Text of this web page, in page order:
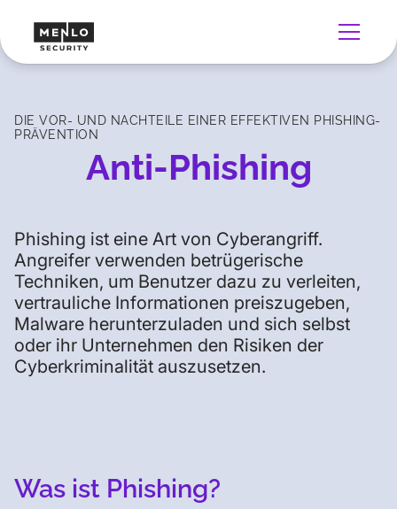
DIE VOR- UND NACHTEILE EINER EFFEKTIVEN PHISHING-
PRÄVENTION
Anti-Phishing
Phishing ist eine Art von Cyberangriff.
Angreifer verwenden betrügerische
Techniken, um Benutzer dazu zu verleiten,
vertrauliche Informationen preiszugeben,
Malware herunterzuladen und sich selbst
oder ihr Unternehmen den Risiken der
Cyberkriminalität auszusetzen.
Was ist Phishing?